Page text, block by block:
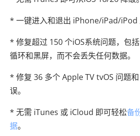
* 一键进入和退出 iPhone/iPad/iPod
* 修复超过 150 个iOS系统问题，包
循环和黑屏，而不会丢失任何数据。
* 修复 36 多个 Apple TV tvOS 问题
误。
* 无需 iTunes 或 iCloud 即可轻松备
据。